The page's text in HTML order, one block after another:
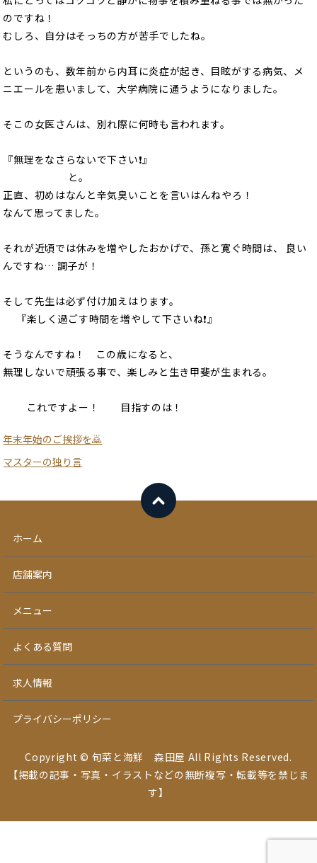
のですね！
むしろ、自分はそっちの方が苦手でしたね。
というのも、数年前から内耳に炎症が起き、目眩がする病気、メ
ニエールを患いまして、大学病院に通うようになりました。
そこの女医さんは、別れ際に何時も言われます。
『無理をなさらないで下さい❗️』
と。
正直、初めはなんと辛気臭いことを言いはんねやろ！
なんて思ってました。
それが近頃では休みを増やしたおかげで、孫と寛ぐ時間は、 良い
んですね… 調子が！
そして先生は必ず付け加えはります。
『楽しく過ごす時間を増やして下さいね❗』
そうなんですね！ この歳になると、
無理しないで頑張る事で、楽しみと生き甲斐が生まれる。
これですよー！ 目指すのは！
年末年始のご挨拶を🙇
マスターの独り言
ホーム
店舗案内
メニュー
よくある質問
求人情報
プライバシーポリシー
Copyright © 旬菜と海鮮 森田屋 All Rights Reserved.
【掲載の記事・写真・イラストなどの無断複写・転載等を禁じま
す】